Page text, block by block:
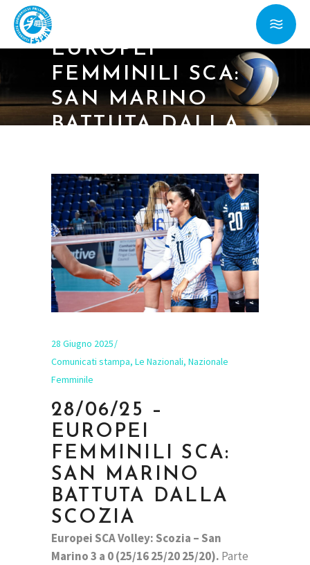
28/06/25 –
EUROPEI
FEMMINILI SCA:
SAN MARINO
BATTUTA DALLA
28 Giugno 2025
Comunicati stampa, Le Nazionali, Nazionale
Femminile
28/06/25 –
EUROPEI
FEMMINILI SCA:
SAN MARINO
BATTUTA DALLA
SCOZIA
Europei SCA Volley: Scozia – San
Marino 3 a 0 (25/16 25/20 25/20). Parte